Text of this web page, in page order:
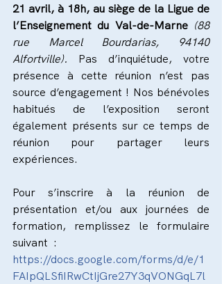
21 avril, à 18h, au siège de la Ligue de
l’Enseignement du Val-de-Marne (88
rue Marcel Bourdarias, 94140
Alfortville). Pas d’inquiétude, votre
présence à cette réunion n’est pas
source d’engagement ! Nos bénévoles
habitués de l’exposition seront
également présents sur ce temps de
réunion pour partager leurs
expériences.
Pour s’inscrire à la réunion de
présentation et/ou aux journées de
formation, remplissez le formulaire
suivant  :
https://docs.google.com/forms/d/e/1
FAIpQLSfiIRwCtIjGre27Y3qVONGqL7l